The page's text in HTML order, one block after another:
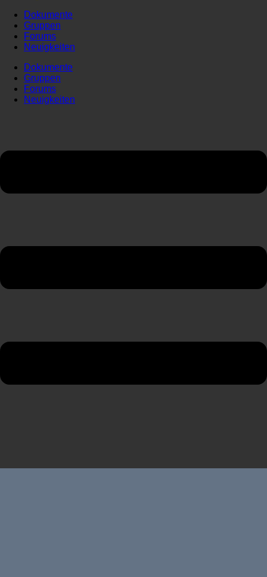
Dokumente
Gruppen
Forums
Neuigkeiten
Dokumente
Gruppen
Forums
Neuigkeiten